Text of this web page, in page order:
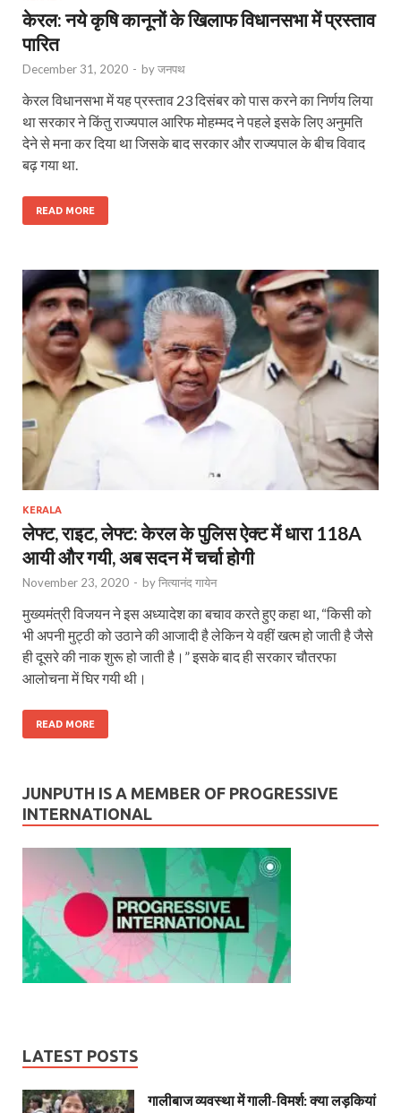
केरल: नये कृषि कानूनों के खिलाफ विधानसभा में प्रस्ताव
पारित
December 31, 2020 - byजनपथ
केरल विधानसभा में यह प्रस्ताव 23 दिसंबर को पास करने का निर्णय लिया
था सरकार ने किंतु राज्यपाल आरिफ मोहम्मद ने पहले इसके लिए अनुमति
देने से मना कर दिया था जिसके बाद सरकार और राज्यपाल के बीच विवाद
बढ़ गया था.
READ MORE
KERALA
लेफ्ट, राइट, लेफ्ट: केरल के पुलिस ऐक्ट में धारा 118A
आयी और गयी, अब सदन में चर्चा होगी
November 23, 2020 - byनित्यानंद गायेन
मुख्यमंत्री विजयन ने इस अध्यादेश का बचाव करते हुए कहा था, “किसी को
भी अपनी मुट्ठी को उठाने की आजादी है लेकिन ये वहीं खत्म हो जाती है जैसे
ही दूसरे की नाक शुरू हो जाती है।” इसके बाद ही सरकार चौतरफा
आलोचना में घिर गयी थी।
READ MORE
JUNPUTH IS A MEMBER OF PROGRESSIVE
INTERNATIONAL
LATEST POSTS
गालीबाज व्‍यवस्‍था में गाली-विमर्श: क्या लड़कियां